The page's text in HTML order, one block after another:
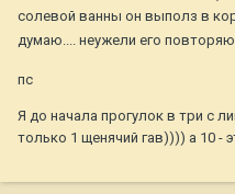
солевой ванны он выполз в
думаю.... неужели его
пс
Я до начала прогулок в три с
только 1 щенячий гав)))) а 10 -